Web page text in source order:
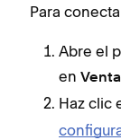
Para
Abre el
en
Haz clic